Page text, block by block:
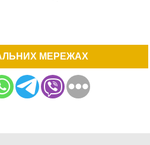
МЕРЕЖАХ